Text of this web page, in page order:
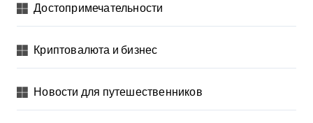
Достопримечательности
Криптовалюта и бизнес
Новости для путешественников